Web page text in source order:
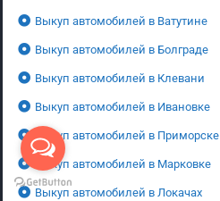
Выкуп автомобилей в Ватутине
Выкуп автомобилей в Болграде
Выкуп автомобилей в Клевани
Выкуп автомобилей в Ивановке
Выкуп автомобилей в Приморске
Выкуп автомобилей в Марковке
Выкуп автомобилей в Локачах